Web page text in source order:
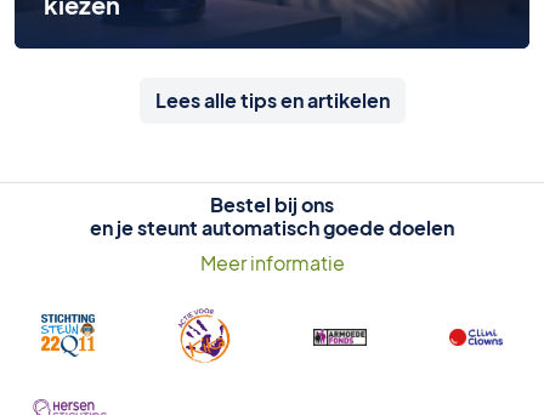
Lees alle tips en artikelen
Bestel bij ons
en je steunt automatisch goede doelen
Meer informatie